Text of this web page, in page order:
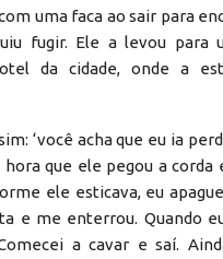
uma faca ao sair para
fugir. Ele a levou para
da cidade, onde a
‘você acha que eu ia
hora que ele pegou a corda
ele esticava, eu
e me enterrou. Quando
a cavar e saí.